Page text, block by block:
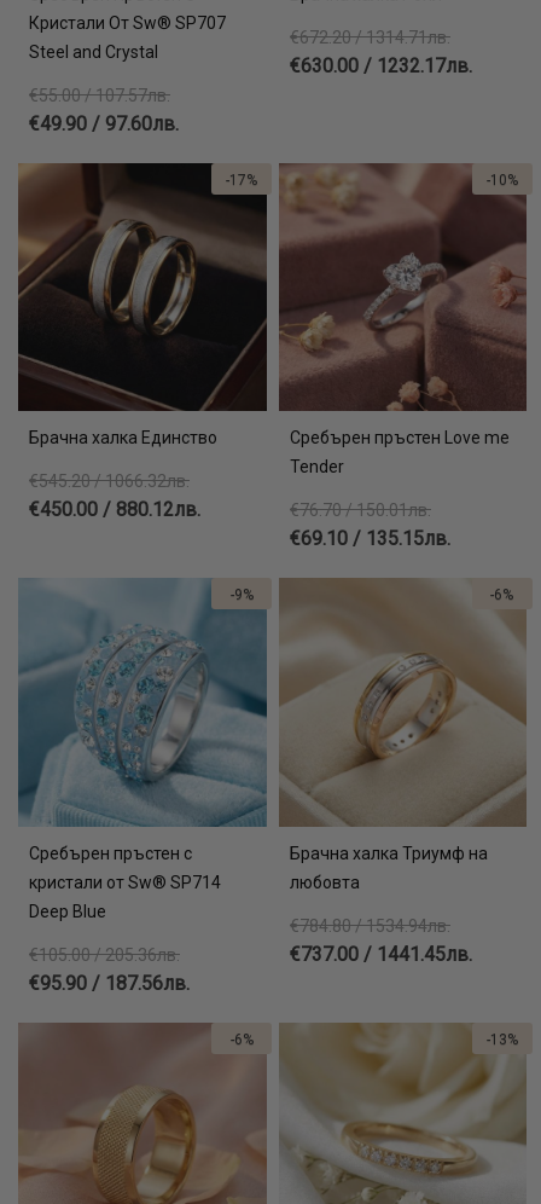
Кристали От Sw® SP707
Steel and Crystal
€55.00 / 107.57лв.
€49.90 / 97.60лв.
€672.20 / 1314.71лв.
€630.00 / 1232.17лв.
Брачна халка Единство
€545.20 / 1066.32лв.
€450.00 / 880.12лв.
-17%
Сребърен пръстен Love me
Tender
€76.70 / 150.01лв.
€69.10 / 135.15лв.
-10%
Сребърен пръстен с
кристали от Sw® SP714
Deep Blue
€105.00 / 205.36лв.
€95.90 / 187.56лв.
-9%
Брачна халка Триумф на
любовта
€784.80 / 1534.94лв.
€737.00 / 1441.45лв.
-6%
-6% -13%